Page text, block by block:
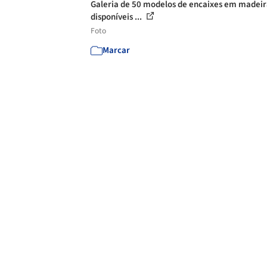
Galeria de 50 modelos de encaixes em
disponíveis ...
Foto
Marcar